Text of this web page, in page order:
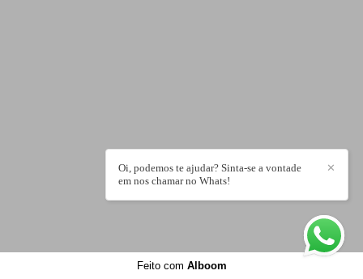
✕
Oi, podemos te ajudar? Sinta-se a vontade
em nos chamar no Whats!
Feito com Alboom